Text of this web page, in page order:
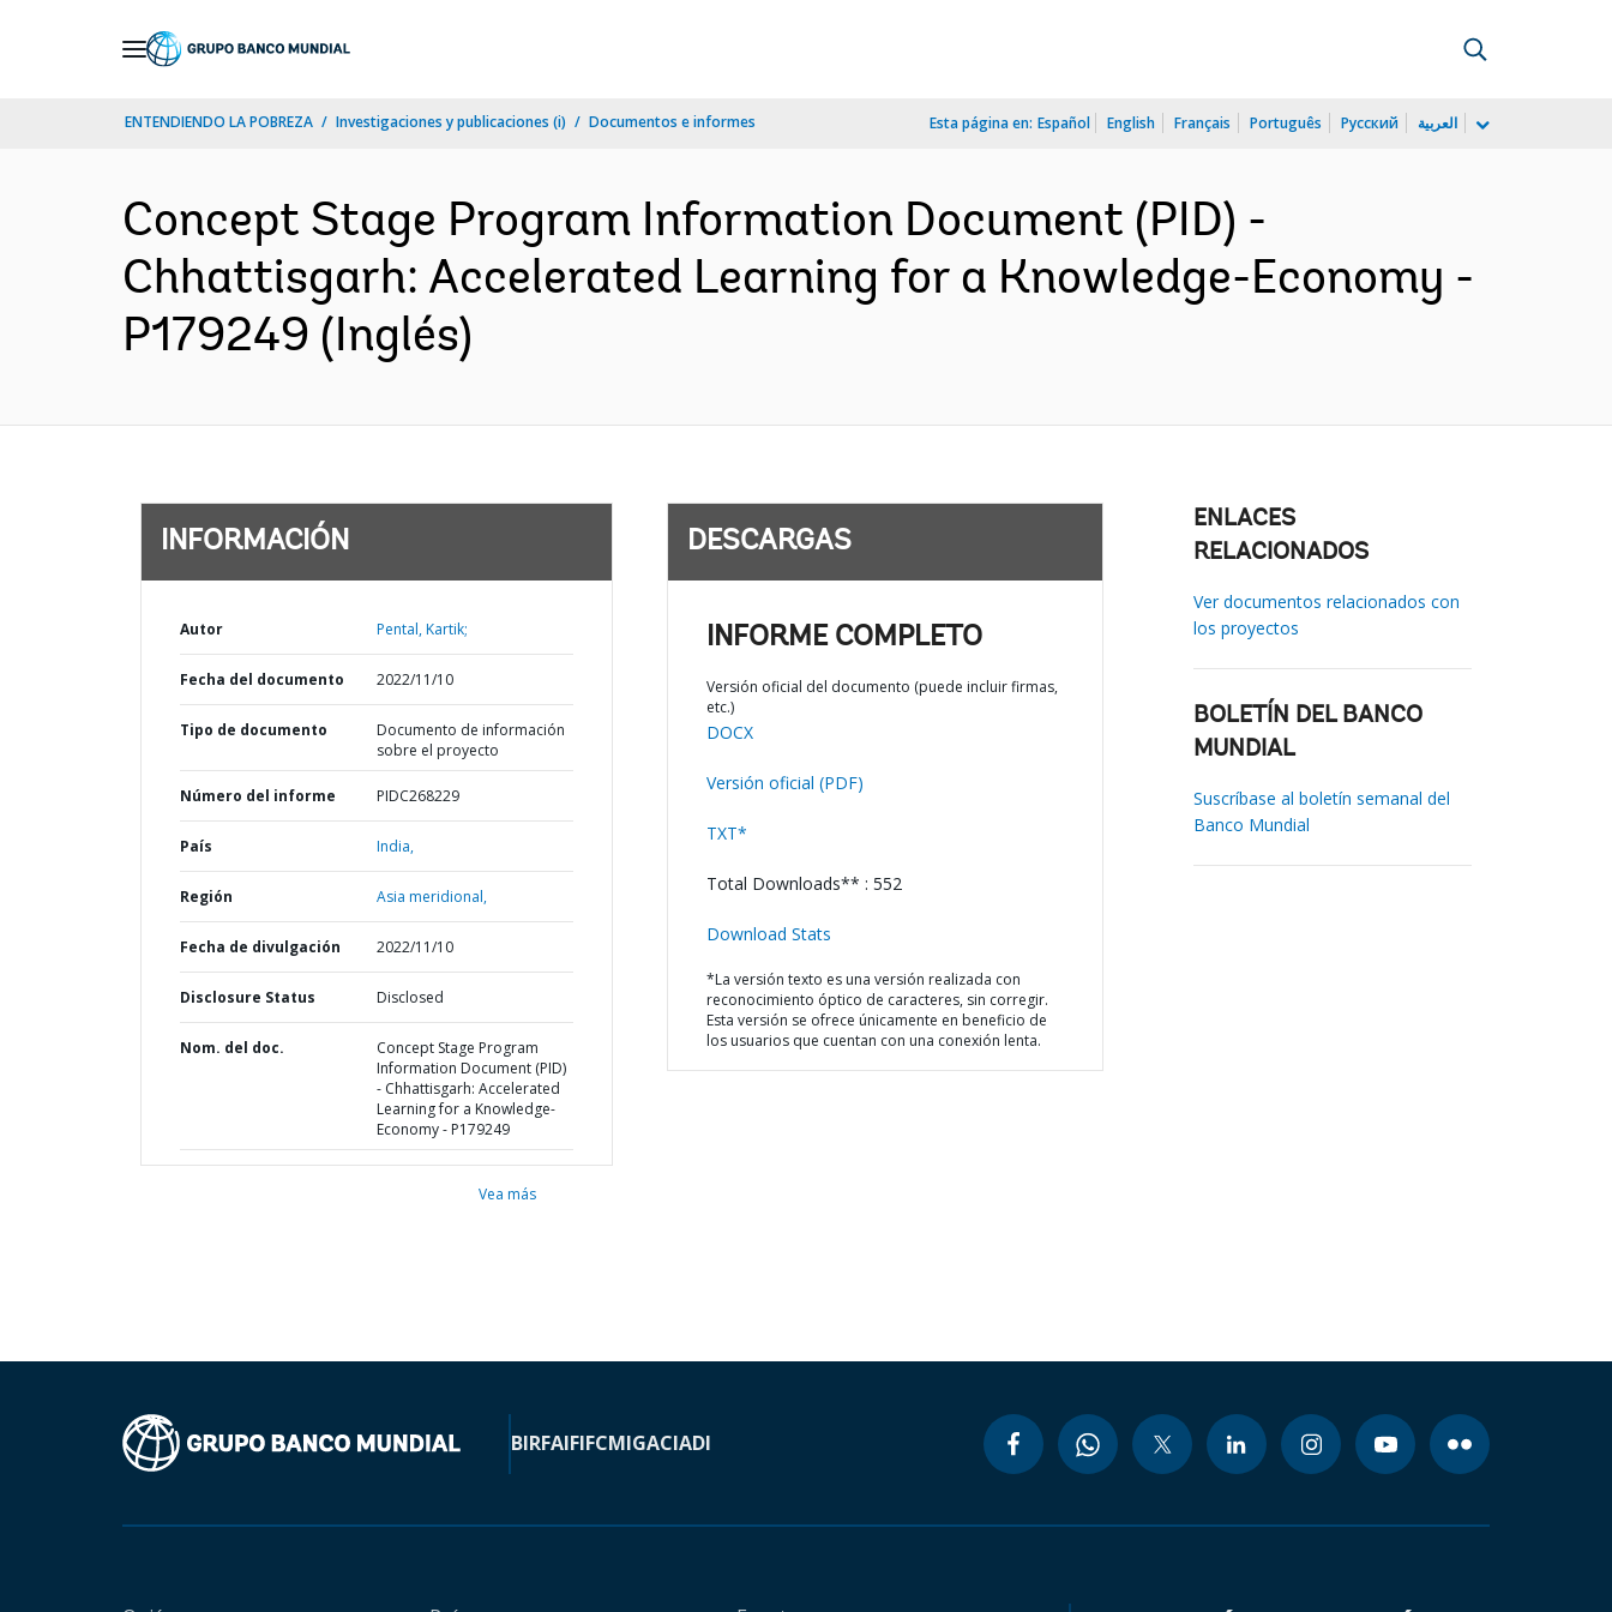
ENTENDIENDO LA POBREZA Investigaciones y publicaciones (i) Documentos e informes Esta página en: Español English Français Português Русский العربية
Concept Stage Program Information Document (PID) -
Chhattisgarh: Accelerated Learning for a Knowledge-Economy -
P179249 (Inglés)
INFORMACIÓN
Autor Pental, Kartik;
Fecha del documento 2022/11/10
Tipo de documento
Documento de información
sobre el proyecto
Número del informe PIDC268229
País India,
Región Asia meridional,
Fecha de divulgación 2022/11/10
Disclosure Status Disclosed
Nom. del doc.
Concept Stage Program
Information Document (PID)
- Chhattisgarh: Accelerated
Learning for a Knowledge-
Economy - P179249
Vea más
DESCARGAS
INFORME COMPLETO
Versión oficial del documento (puede incluir firmas,
etc.)
DOCX
Versión oficial (PDF)
TXT*
Total Downloads** : 552
Download Stats
*La versión texto es una versión realizada con
reconocimiento óptico de caracteres, sin corregir.
Esta versión se ofrece únicamente en beneficio de
los usuarios que cuentan con una conexión lenta.
ENLACES
RELACIONADOS
Ver documentos relacionados con
los proyectos
BOLETÍN DEL BANCO
MUNDIAL
Suscríbase al boletín semanal del
Banco Mundial
BIRFAIFIFCMIGACIADI